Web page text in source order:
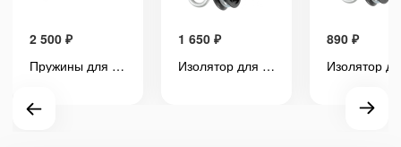
2 500 ₽
Пружины для ворот электропастуха 4 штуки стальные оцинкованные заборные
1 650 ₽
Изолятор для ворот и калитки 10 штук для электропастуха на дерево
890 ₽